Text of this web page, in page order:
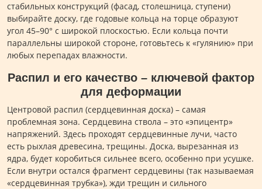
стабильных конструкций (фасад, столешница, ступени)
выбирайте доску, где годовые кольца на торце образуют
угол 45–90° с широкой плоскостью. Если кольца почти
параллельны широкой стороне, готовьтесь к «гулянию» при
любых перепадах влажности.
Распил и его качество – ключевой фактор
для деформации
Центровой распил (сердцевинная доска) – самая
проблемная зона. Сердцевина ствола – это «эпицентр»
напряжений. Здесь проходят сердцевинные лучи, часто
есть рыхлая древесина, трещины. Доска, вырезанная из
ядра, будет коробиться сильнее всего, особенно при усушке.
Если внутри остался фрагмент сердцевины (так называемая
«сердцевинная трубка»), жди трещин и сильного